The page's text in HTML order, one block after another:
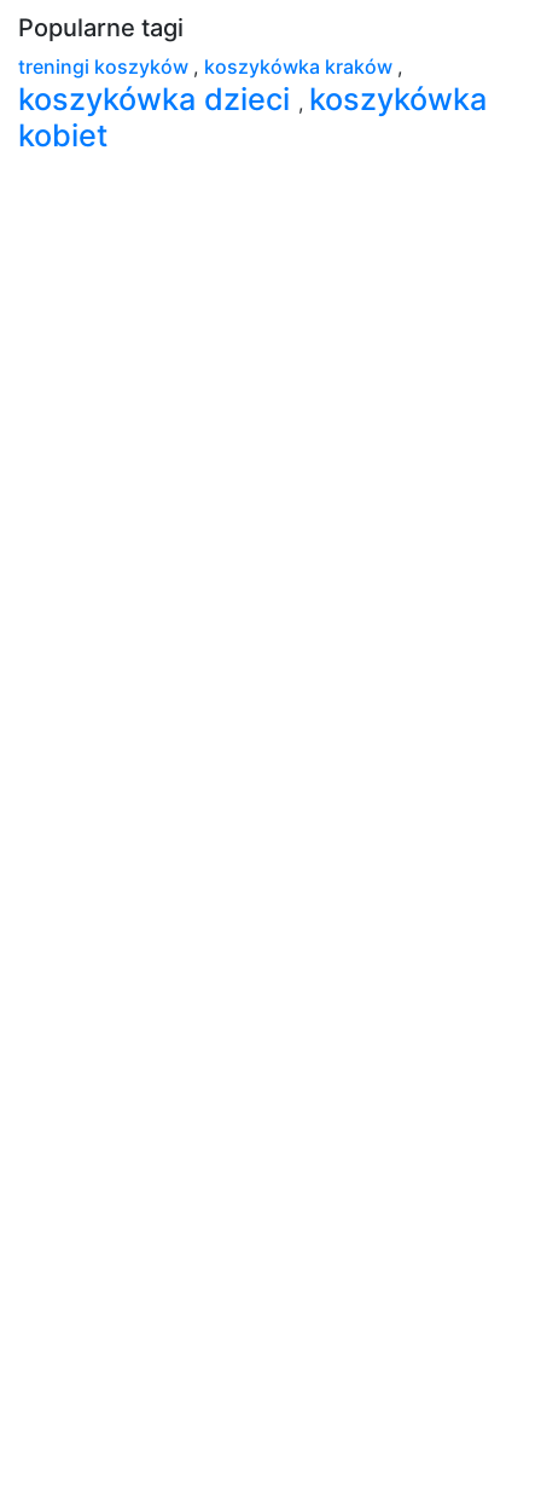
Popularne tagi
treningi koszyków , koszykówka kraków ,
koszykówka dzieci , koszykówka
kobiet